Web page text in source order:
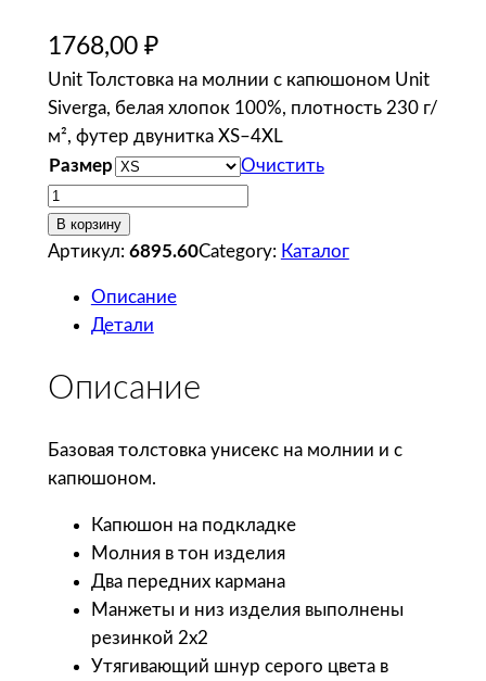
1768,00 ₽
Unit Толстовка на молнии с капюшоном Unit
Siverga, белая хлопок 100%, плотность 230 г/
м², футер двунитка XS–4XL
Размер
Очистить
К
о
л
т
о
т
В корзину
Артикул: 6895.60Category: Каталог
Описание
Детали
Описание
Базовая толстовка унисекс на молнии и с
капюшоном.
Капюшон на подкладке
Молния в тон изделия
Два передних кармана
Манжеты и низ изделия выполнены
резинкой 2х2
Утягивающий шнур серого цвета в